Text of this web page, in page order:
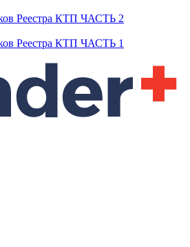
Реестра КТП ЧАСТЬ 2
Реестра КТП ЧАСТЬ 1